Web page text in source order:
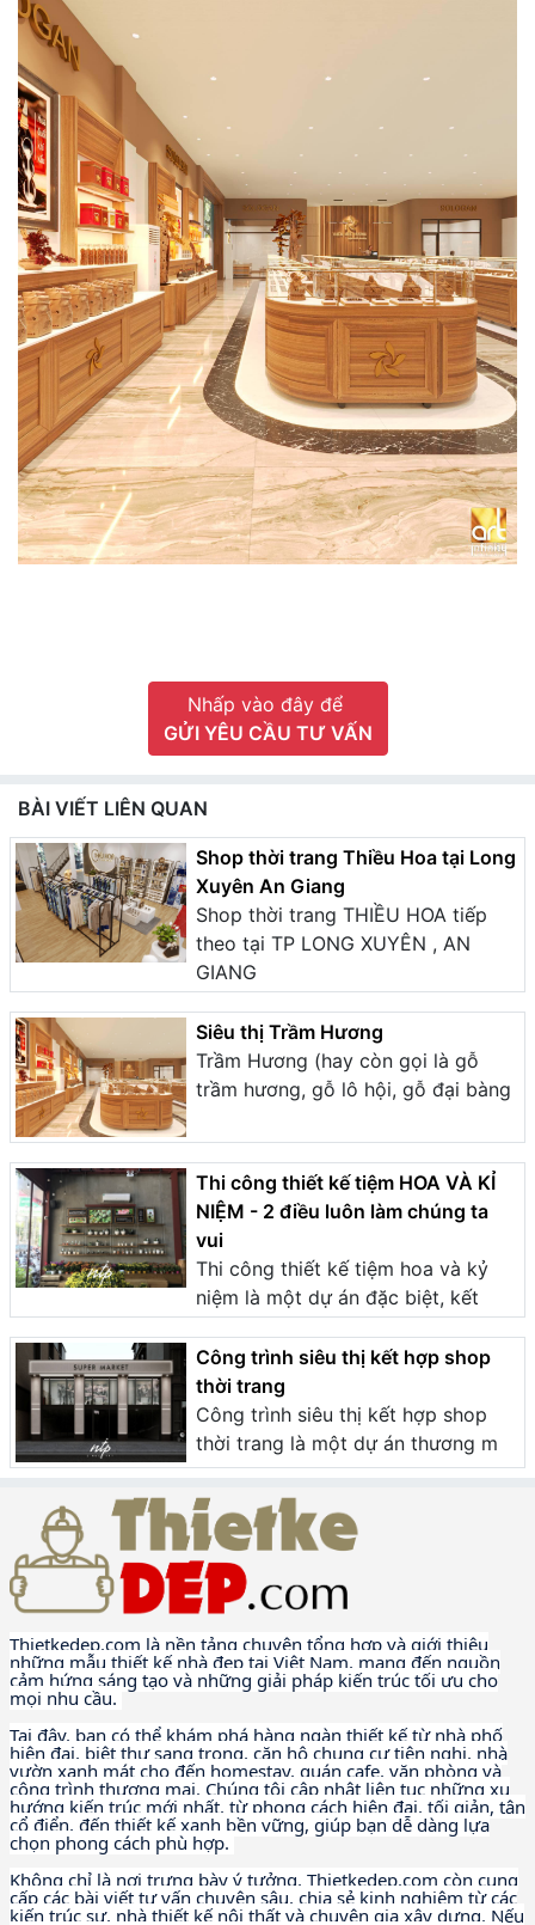
Nhấp vào đây để
GỬI YÊU CẦU TƯ VẤN
BÀI VIẾT LIÊN QUAN
Shop thời trang Thiều Hoa tại Long
Xuyên An Giang
Shop thời trang THIỀU HOA tiếp
theo tại TP LONG XUYÊN , AN
GIANG
Siêu thị Trầm Hương
Trầm Hương (hay còn gọi là gỗ
trầm hương, gỗ lô hội, gỗ đại bàng
Thi công thiết kế tiệm HOA VÀ KỈ
NIỆM - 2 điều luôn làm chúng ta
vui
Thi công thiết kế tiệm hoa và kỷ
niệm là một dự án đặc biệt, kết
Công trình siêu thị kết hợp shop
thời trang
Công trình siêu thị kết hợp shop
thời trang là một dự án thương m
Thietkedep.com là nền tảng chuyên tổng hợp và giới thiệu
những mẫu thiết kế nhà đẹp tại Việt Nam, mang đến nguồn
cảm hứng sáng tạo và những giải pháp kiến trúc tối ưu cho
mọi nhu cầu.
Tại đây, bạn có thể khám phá hàng ngàn thiết kế từ nhà phố
hiện đại, biệt thự sang trọng, căn hộ chung cư tiện nghi, nhà
vườn xanh mát cho đến homestay, quán cafe, văn phòng và
công trình thương mại. Chúng tôi cập nhật liên tục những xu
hướng kiến trúc mới nhất, từ phong cách hiện đại, tối giản, tân
cổ điển, đến thiết kế xanh bền vững, giúp bạn dễ dàng lựa
chọn phong cách phù hợp.
Không chỉ là nơi trưng bày ý tưởng, Thietkedep.com còn cung
cấp các bài viết tư vấn chuyên sâu, chia sẻ kinh nghiệm từ các
kiến trúc sư, nhà thiết kế nội thất và chuyên gia xây dựng. Nếu